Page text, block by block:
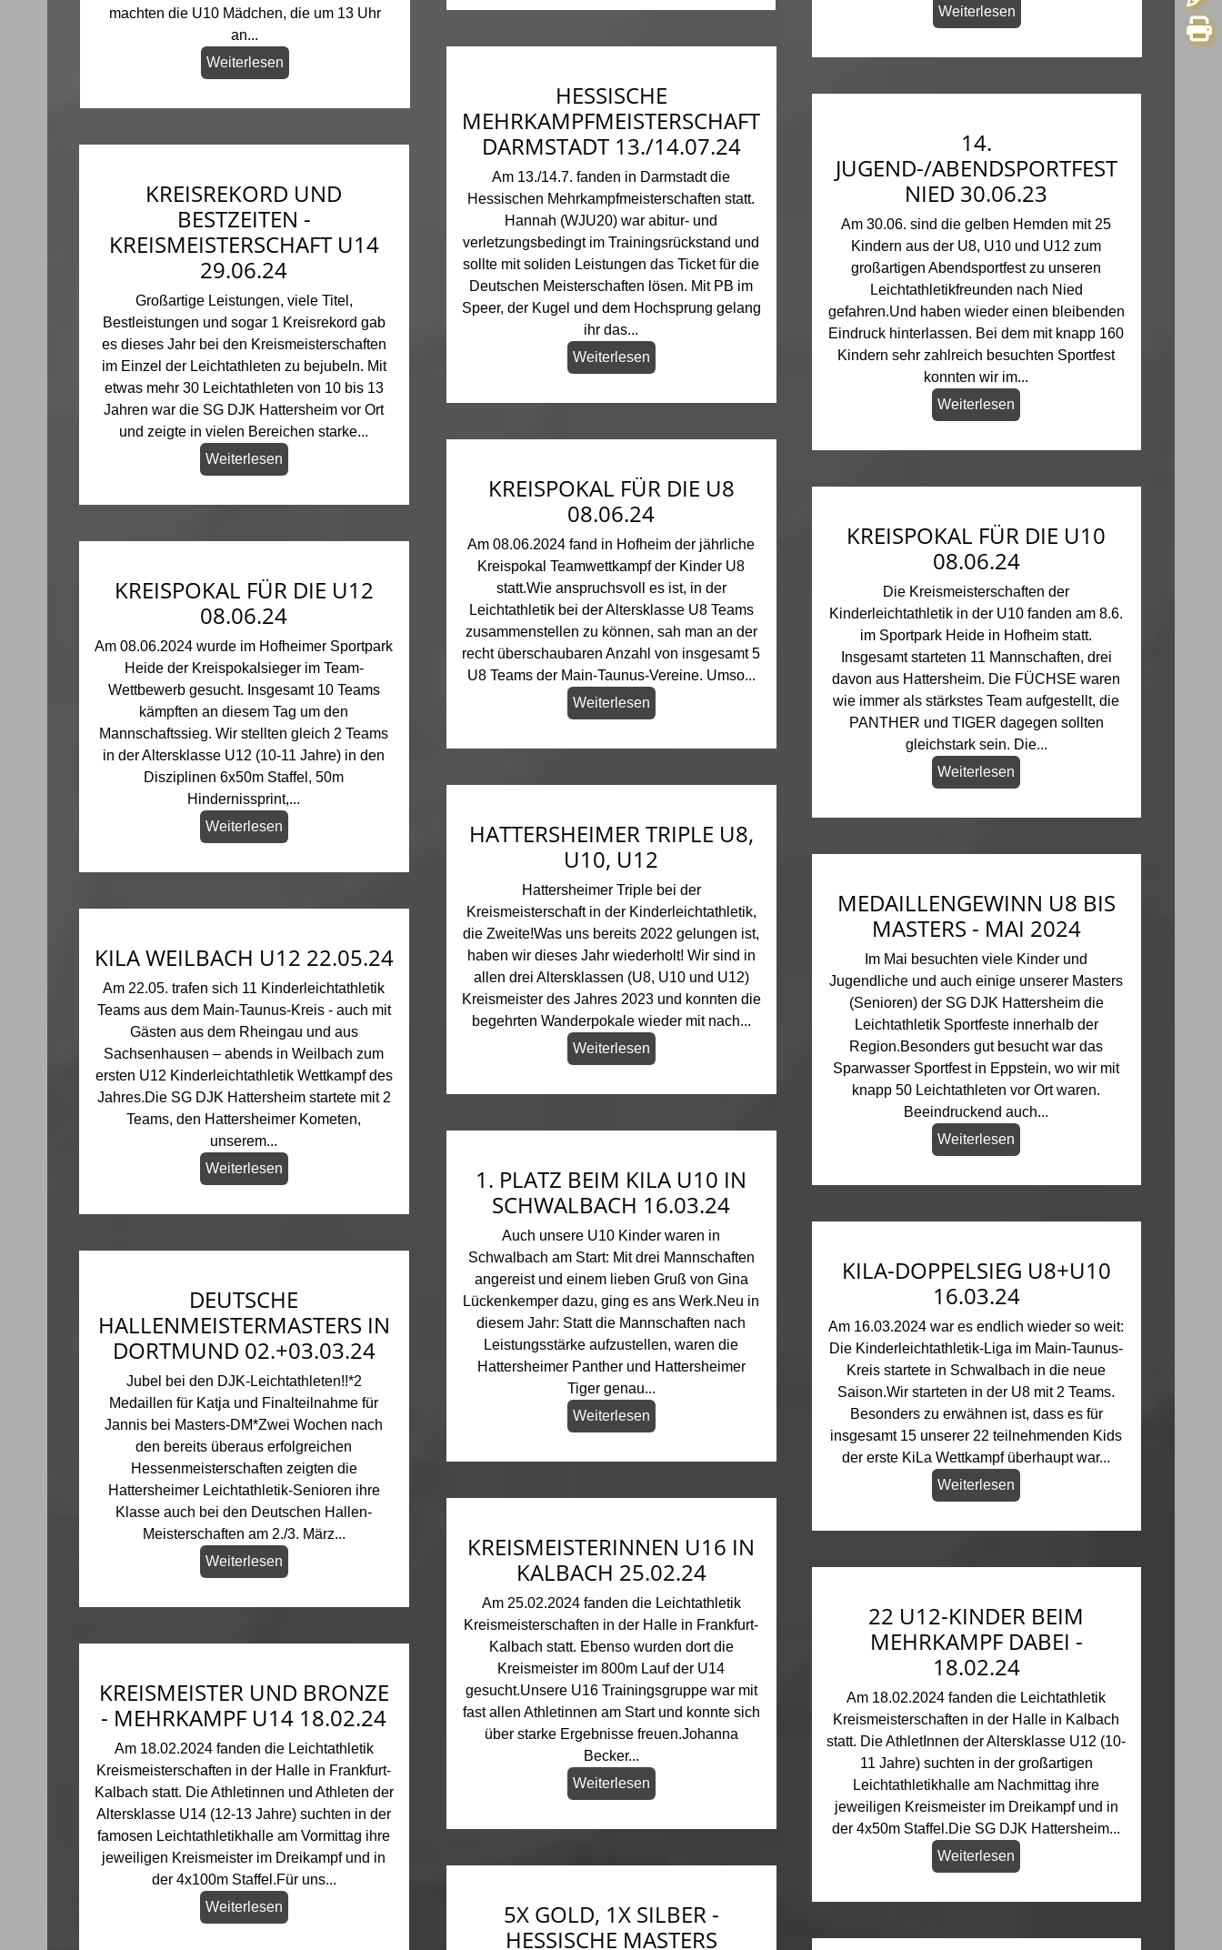
machten die U10 Mädchen, die um 13 Uhr
an...
Weiterlesen
Weiterlesen
HESSISCHE
MEHRKAMPFMEISTERSCHAFT
DARMSTADT 13./14.07.24
Am 13./14.7. fanden in Darmstadt die
Hessischen Mehrkampfmeisterschaften statt.
Hannah (WJU20) war abitur- und
verletzungsbedingt im Trainingsrückstand und
sollte mit soliden Leistungen das Ticket für die
Deutschen Meisterschaften lösen. Mit PB im
Speer, der Kugel und dem Hochsprung gelang
ihr das...
Weiterlesen
14.
JUGEND-/ABENDSPORTFEST
NIED 30.06.23
Am 30.06. sind die gelben Hemden mit 25
Kindern aus der U8, U10 und U12 zum
großartigen Abendsportfest zu unseren
Leichtathletikfreunden nach Nied
gefahren.Und haben wieder einen bleibenden
Eindruck hinterlassen. Bei dem mit knapp 160
Kindern sehr zahlreich besuchten Sportfest
konnten wir im...
Weiterlesen
KREISREKORD UND
BESTZEITEN -
KREISMEISTERSCHAFT U14
29.06.24
Großartige Leistungen, viele Titel,
Bestleistungen und sogar 1 Kreisrekord gab
es dieses Jahr bei den Kreismeisterschaften
im Einzel der Leichtathleten zu bejubeln. Mit
etwas mehr 30 Leichtathleten von 10 bis 13
Jahren war die SG DJK Hattersheim vor Ort
und zeigte in vielen Bereichen starke...
Weiterlesen
KREISPOKAL FÜR DIE U8
08.06.24
Am 08.06.2024 fand in Hofheim der jährliche
Kreispokal Teamwettkampf der Kinder U8
statt.Wie anspruchsvoll es ist, in der
Leichtathletik bei der Altersklasse U8 Teams
zusammenstellen zu können, sah man an der
recht überschaubaren Anzahl von insgesamt 5
U8 Teams der Main-Taunus-Vereine. Umso...
Weiterlesen
KREISPOKAL FÜR DIE U10
08.06.24
Die Kreismeisterschaften der
Kinderleichtathletik in der U10 fanden am 8.6.
im Sportpark Heide in Hofheim statt.
Insgesamt starteten 11 Mannschaften, drei
davon aus Hattersheim. Die FÜCHSE waren
wie immer als stärkstes Team aufgestellt, die
PANTHER und TIGER dagegen sollten
gleichstark sein. Die...
Weiterlesen
KREISPOKAL FÜR DIE U12
08.06.24
Am 08.06.2024 wurde im Hofheimer Sportpark
Heide der Kreispokalsieger im Team-
Wettbewerb gesucht. Insgesamt 10 Teams
kämpften an diesem Tag um den
Mannschaftssieg. Wir stellten gleich 2 Teams
in der Altersklasse U12 (10-11 Jahre) in den
Disziplinen 6x50m Staffel, 50m
Hindernissprint,...
Weiterlesen
HATTERSHEIMER TRIPLE U8,
U10, U12
Hattersheimer Triple bei der
Kreismeisterschaft in der Kinderleichtathletik,
die Zweite!Was uns bereits 2022 gelungen ist,
haben wir dieses Jahr wiederholt! Wir sind in
allen drei Altersklassen (U8, U10 und U12)
Kreismeister des Jahres 2023 und konnten die
begehrten Wanderpokale wieder mit nach...
Weiterlesen
MEDAILLENGEWINN U8 BIS
MASTERS - MAI 2024
Im Mai besuchten viele Kinder und
Jugendliche und auch einige unserer Masters
(Senioren) der SG DJK Hattersheim die
Leichtathletik Sportfeste innerhalb der
Region.Besonders gut besucht war das
Sparwasser Sportfest in Eppstein, wo wir mit
knapp 50 Leichtathleten vor Ort waren.
Beeindruckend auch...
Weiterlesen
KILA WEILBACH U12 22.05.24
Am 22.05. trafen sich 11 Kinderleichtathletik
Teams aus dem Main-Taunus-Kreis - auch mit
Gästen aus dem Rheingau und aus
Sachsenhausen – abends in Weilbach zum
ersten U12 Kinderleichtathletik Wettkampf des
Jahres.Die SG DJK Hattersheim startete mit 2
Teams, den Hattersheimer Kometen,
unserem...
Weiterlesen
1. PLATZ BEIM KILA U10 IN
SCHWALBACH 16.03.24
Auch unsere U10 Kinder waren in
Schwalbach am Start: Mit drei Mannschaften
angereist und einem lieben Gruß von Gina
Lückenkemper dazu, ging es ans Werk.Neu in
diesem Jahr: Statt die Mannschaften nach
Leistungsstärke aufzustellen, waren die
Hattersheimer Panther und Hattersheimer
Tiger genau...
Weiterlesen
KILA-DOPPELSIEG U8+U10
16.03.24
Am 16.03.2024 war es endlich wieder so weit:
Die Kinderleichtathletik-Liga im Main-Taunus-
Kreis startete in Schwalbach in die neue
Saison.Wir starteten in der U8 mit 2 Teams.
Besonders zu erwähnen ist, dass es für
insgesamt 15 unserer 22 teilnehmenden Kids
der erste KiLa Wettkampf überhaupt war...
Weiterlesen
DEUTSCHE
HALLENMEISTERMASTERS IN
DORTMUND 02.+03.03.24
Jubel bei den DJK-Leichtathleten!!*2
Medaillen für Katja und Finalteilnahme für
Jannis bei Masters-DM*Zwei Wochen nach
den bereits überaus erfolgreichen
Hessenmeisterschaften zeigten die
Hattersheimer Leichtathletik-Senioren ihre
Klasse auch bei den Deutschen Hallen-
Meisterschaften am 2./3. März...
Weiterlesen
KREISMEISTERINNEN U16 IN
KALBACH 25.02.24
Am 25.02.2024 fanden die Leichtathletik
Kreismeisterschaften in der Halle in Frankfurt-
Kalbach statt. Ebenso wurden dort die
Kreismeister im 800m Lauf der U14
gesucht.Unsere U16 Trainingsgruppe war mit
fast allen Athletinnen am Start und konnte sich
über starke Ergebnisse freuen.Johanna
Becker...
Weiterlesen
22 U12-KINDER BEIM
MEHRKAMPF DABEI -
18.02.24
Am 18.02.2024 fanden die Leichtathletik
Kreismeisterschaften in der Halle in Kalbach
statt. Die AthletInnen der Altersklasse U12 (10-
11 Jahre) suchten in der großartigen
Leichtathletikhalle am Nachmittag ihre
jeweiligen Kreismeister im Dreikampf und in
der 4x50m Staffel.Die SG DJK Hattersheim...
Weiterlesen
KREISMEISTER UND BRONZE
- MEHRKAMPF U14 18.02.24
Am 18.02.2024 fanden die Leichtathletik
Kreismeisterschaften in der Halle in Frankfurt-
Kalbach statt. Die Athletinnen und Athleten der
Altersklasse U14 (12-13 Jahre) suchten in der
famosen Leichtathletikhalle am Vormittag ihre
jeweiligen Kreismeister im Dreikampf und in
der 4x100m Staffel.Für uns...
Weiterlesen
5X GOLD, 1X SILBER -
HESSISCHE MASTERS